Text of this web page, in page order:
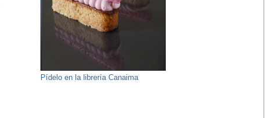
Pídelo en la librería Canaima